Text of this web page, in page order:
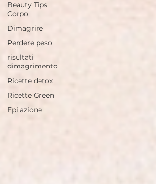
Beauty Tips
Corpo
Dimagrire
Perdere peso
risultati
dimagrimento
Ricette detox
Ricette Green
Epilazione